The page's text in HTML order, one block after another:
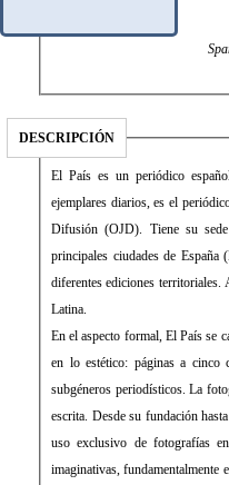
DESCRIPCIÓN
El País es un periódico español, redactado íntegramente en castellano y de
ejemplares diarios, es el periódico no deportivo de
Difusión (OJD). Tiene su sede social y redacción central en Madrid, aunque cuenta con delegaciones en las
principales ciudades de España (Barcelona, Sevilla, Valencia, Bilbao,
diferentes ediciones territoriales. Además, El País tiene una “edición global” que se imprime y distribuye en América
Latina.
En el aspecto formal, El País se caracteriza por su sobriedad expresiva, tanto en el tratamiento de la información como
en lo estético: páginas a cinco columnas en las que predomina el orden
subgéneros periodísticos. La fotografía y la
escrita. Desde su fundación hasta finales de 2007, siempre ha mantenido el mismo diseño, sin apenas evolución (con
uso exclusivo de fotografías en blanco y negro,
imaginativas, fundamentalmente en los diversos suplementos), y su misma tipografía: la Times Roman. La empresa a